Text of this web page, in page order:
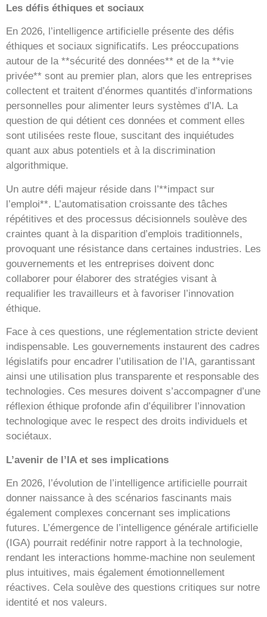
Les défis éthiques et sociaux
En 2026, l’intelligence artificielle présente des défis
éthiques et sociaux significatifs. Les préoccupations
autour de la **sécurité des données** et de la **vie
privée** sont au premier plan, alors que les entreprises
collectent et traitent d’énormes quantités d’informations
personnelles pour alimenter leurs systèmes d’IA. La
question de qui détient ces données et comment elles
sont utilisées reste floue, suscitant des inquiétudes
quant aux abus potentiels et à la discrimination
algorithmique.
Un autre défi majeur réside dans l’**impact sur
l’emploi**. L’automatisation croissante des tâches
répétitives et des processus décisionnels soulève des
craintes quant à la disparition d’emplois traditionnels,
provoquant une résistance dans certaines industries. Les
gouvernements et les entreprises doivent donc
collaborer pour élaborer des stratégies visant à
requalifier les travailleurs et à favoriser l’innovation
éthique.
Face à ces questions, une réglementation stricte devient
indispensable. Les gouvernements instaurent des cadres
législatifs pour encadrer l’utilisation de l’IA, garantissant
ainsi une utilisation plus transparente et responsable des
technologies. Ces mesures doivent s’accompagner d’une
réflexion éthique profonde afin d’équilibrer l’innovation
technologique avec le respect des droits individuels et
sociétaux.
L’avenir de l’IA et ses implications
En 2026, l’évolution de l’intelligence artificielle pourrait
donner naissance à des scénarios fascinants mais
également complexes concernant ses implications
futures. L’émergence de l’intelligence générale artificielle
(IGA) pourrait redéfinir notre rapport à la technologie,
rendant les interactions homme-machine non seulement
plus intuitives, mais également émotionnellement
réactives. Cela soulève des questions critiques sur notre
identité et nos valeurs.